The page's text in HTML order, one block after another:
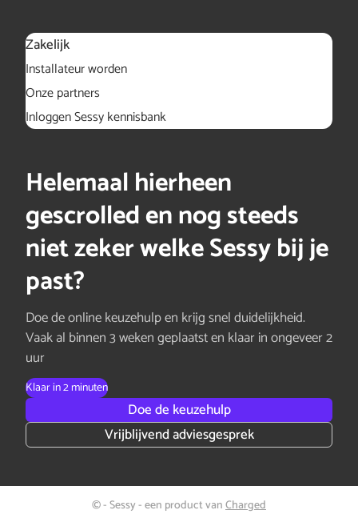
Zakelijk
Installateur worden
Onze partners
Inloggen Sessy kennisbank
Helemaal hierheen
gescrolled en nog steeds
niet zeker welke Sessy bij je
past?
Doe de online keuzehulp en krijg snel duidelijkheid.
Vaak al binnen 3 weken geplaatst en klaar in ongeveer 2
uur
Klaar in 2 minuten
Doe de keuzehulp
Vrijblijvend adviesgesprek
© - Sessy - een product vanCharged